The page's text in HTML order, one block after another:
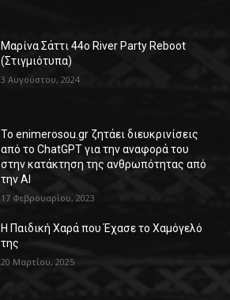
Μαρίνα Σάττι 44o River Party Reboot
(Στιγμιότυπα)
3 Αυγούστου, 2024
Το enimerosou.gr ζητάει διευκρινίσεις
από το ChatGPT για την αναφορά του
στην κατάκτηση της ανθρωπότητας από
την AI
17 Φεβρουαρίου, 2023
Η Παιδική Χαρά που Έχασε το Χαμόγελό
της
20 Μαρτίου, 2025